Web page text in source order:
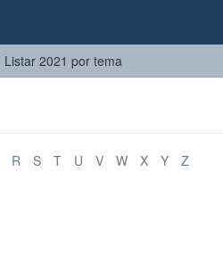
Listar 2021 por tema
R S T U V W X Y Z